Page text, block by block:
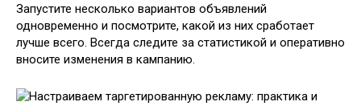
Запустите несколько вариантов объявлений
одновременно и посмотрите, какой из них сработает
лучше всего. Всегда следите за статистикой и оперативно
вносите изменения в кампанию.